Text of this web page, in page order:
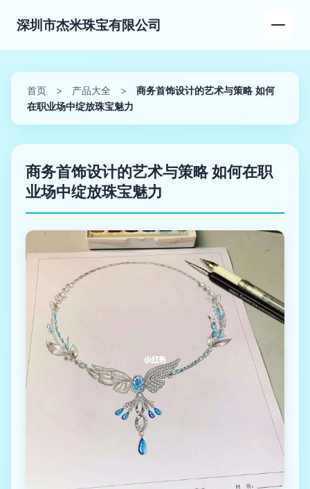
深圳市杰米珠宝有限公司
首页 > 产品大全 >
商务首饰设计的艺术与策略 如何
在职业场中绽放珠宝魅力
商务首饰设计的艺术与策略 如何在职
业场中绽放珠宝魅力